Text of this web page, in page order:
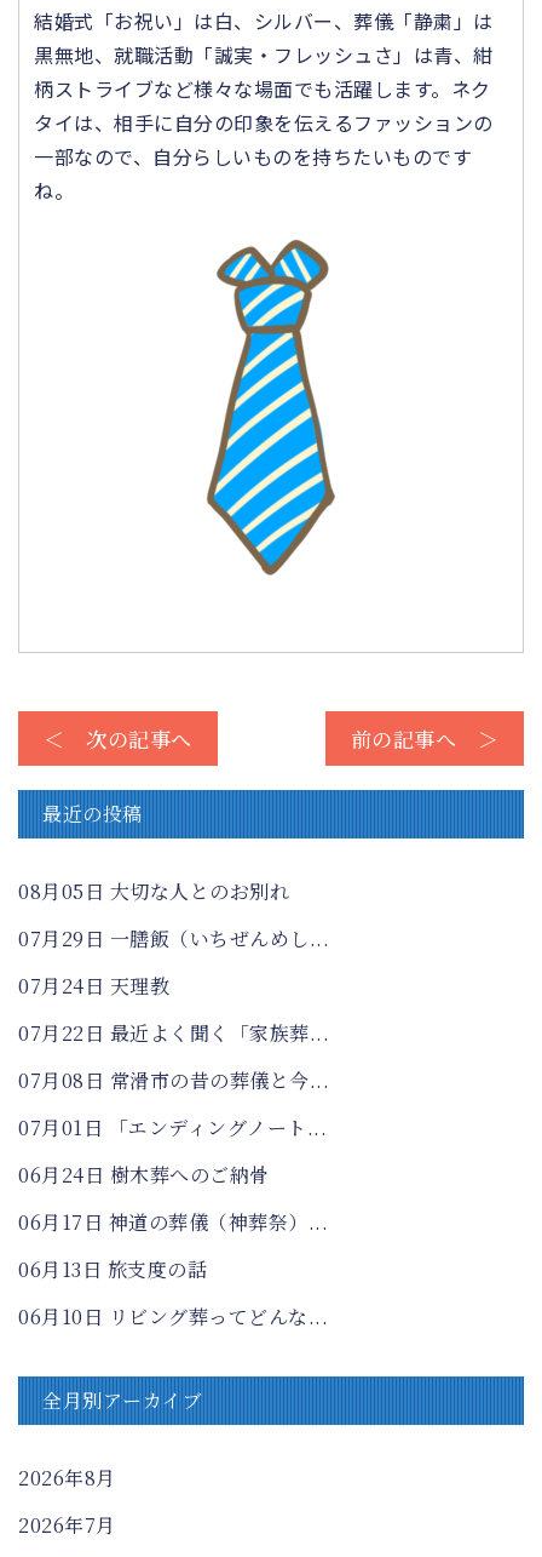
結婚式「お祝い」は白、シルバー、葬儀「静粛」は
黒無地、就職活動「誠実・フレッシュさ」は青、紺
柄ストライブなど様々な場面でも活躍します。ネク
タイは、相手に自分の印象を伝えるファッションの
一部なので、自分らしいものを持ちたいものです
ね。
＜ 次の記事へ 前の記事へ ＞
最近の投稿
08月05日 大切な人とのお別れ
07月29日 一膳飯（いちぜんめし...
07月24日 天理教
07月22日 最近よく聞く「家族葬...
07月08日 常滑市の昔の葬儀と今...
07月01日 「エンディングノート...
06月24日 樹木葬へのご納骨
06月17日 神道の葬儀（神葬祭）...
06月13日 旅支度の話
06月10日 リビング葬ってどんな...
全月別アーカイブ
2026年8月
2026年7月